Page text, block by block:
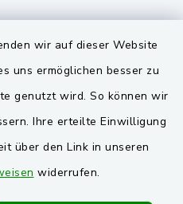
wir auf dieser Website
uns ermöglichen besser zu
genutzt wird. So können wir
Ihre erteilte Einwilligung
über den Link in unseren
widerrufen.